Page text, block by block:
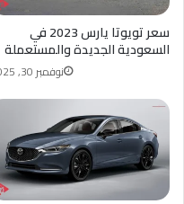
سعر تويوتا يارس 2023 في
السعودية الجديدة والمستعملة
نوفمبر 30, 2025